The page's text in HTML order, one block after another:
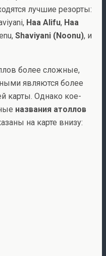
лучшие резорты:
Haa Alifu, Haa
Shaviyani (Noonu), и
более сложные,
являются более
карты. Однако кое-
названия атоллов
на карте внизу: